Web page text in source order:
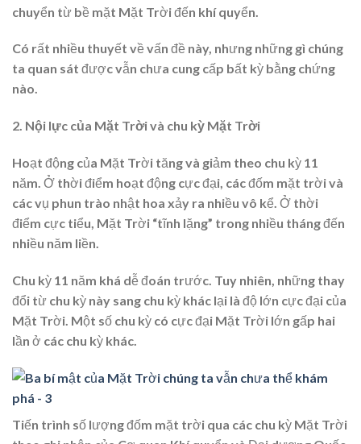
chuyển từ bề mặt Mặt Trời đến khí quyển.
Có rất nhiều thuyết về vấn đề này, nhưng những gì chúng
ta quan sát được vẫn chưa cung cấp bất kỳ bằng chứng
nào.
2. Nội lực của Mặt Trời và chu kỳ Mặt Trời
Hoạt động của Mặt Trời tăng và giảm theo chu kỳ 11
năm. Ở thời điểm hoạt động cực đại, các đốm mặt trời và
các vụ phun trào nhật hoa xảy ra nhiều vô kể. Ở thời
điểm cực tiểu, Mặt Trời “tĩnh lặng” trong nhiều tháng đến
nhiều năm liền.
Chu kỳ 11 năm khá dễ đoán trước. Tuy nhiên, những thay
đổi từ chu kỳ này sang chu kỳ khác lại là độ lớn cực đại của
Mặt Trời. Một số chu kỳ có cực đại Mặt Trời lớn gấp hai
lần ở các chu kỳ khác.
Tiến trình số lượng đốm mặt trời qua các chu kỳ Mặt Trời